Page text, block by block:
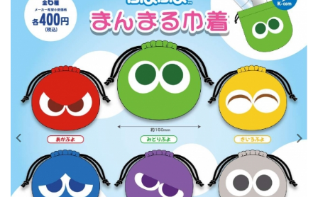
入荷スケジュールをチェック
カプセルトイマシン本体
カプセルトイ
販促用空カプセル
レンタル